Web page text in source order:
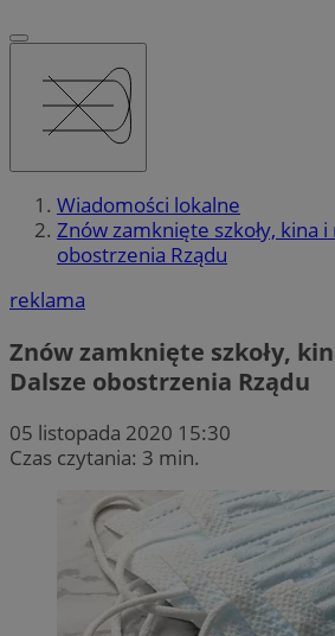
Wiadomości lokalne
Znów zamknięte szkoły, kina
obostrzenia Rządu
reklama
Znów zamknięte szkoły,
Dalsze obostrzenia Rządu
05 listopada 2020 15:30
Czas czytania: 3 min.